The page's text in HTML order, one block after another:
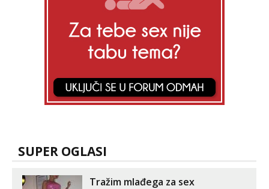
SUPER OGLASI
Tražim mlađega za sex